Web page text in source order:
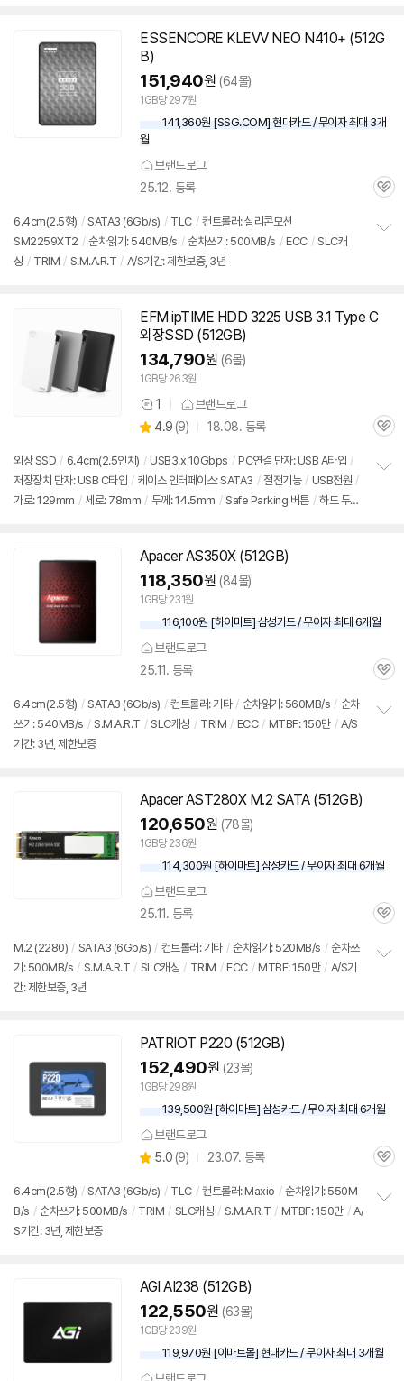
기
ESSENCORE KLEVV NEO N410+ (512G
B)
151,940원 (64몰)
1GB당 297원
141,360원 [SSG.COM] 현대카드 / 무이자 최대 3개
월
브랜드로그
25.12. 등록
관
6.4cm(2.5형) / SATA3 (6Gb/s) / TLC / 컨트롤러: 실리콘모션
SM2259XT2 / 순차읽기: 540MB/s / 순차쓰기: 500MB/s / ECC / SLC캐
싱 / TRIM / S.M.A.R.T / A/S기간: 제한보증, 3년
EFM ipTIME HDD 3225 USB 3.1 Type C
외장SSD (512GB)
134,790원 (6몰)
1GB당 263원
상
품
견
1 브랜드로그
별
점
4.9 (상
리
뷰
9) 18.08. 등록
관
외장 SSD / 6.4cm(2.5인치) / USB3.x 10Gbps / PC연결 단자: USB A타입 /
저장장치 단자: USB C타입 / 케이스 인터페이스: SATA3 / 절전기능 / USB전원 /
가로: 129mm / 세로: 78mm / 두께: 14.5mm / Safe Parking 버튼 / 하드 두께
Apacer AS350X (512GB)
118,350원 (84몰)
1GB당 231원
116,100원 [하이마트] 삼성카드 / 무이자 최대 6개월
브랜드로그
25.11. 등록
관
6.4cm(2.5형) / SATA3 (6Gb/s) / 컨트롤러: 기타 / 순차읽기: 560MB/s / 순차
쓰기: 540MB/s / S.M.A.R.T / SLC캐싱 / TRIM / ECC / MTBF: 150만 / A/S
기간: 3년, 제한보증
Apacer AST280X M.2 SATA (512GB)
120,650원 (78몰)
1GB당 236원
114,300원 [하이마트] 삼성카드 / 무이자 최대 6개월
브랜드로그
25.11. 등록
관
M.2 (2280) / SATA3 (6Gb/s) / 컨트롤러: 기타 / 순차읽기: 520MB/s / 순차쓰
기: 500MB/s / S.M.A.R.T / SLC캐싱 / TRIM / ECC / MTBF: 150만 / A/S기
간: 제한보증, 3년
PATRIOT P220 (512GB)
152,490원 (23몰)
1GB당 298원
139,500원 [하이마트] 삼성카드 / 무이자 최대 6개월
브랜드로그
별
점
5.0 (상
리
뷰
9) 23.07. 등록
관
6.4cm(2.5형) / SATA3 (6Gb/s) / TLC / 컨트롤러: Maxio / 순차읽기: 550M
B/s / 순차쓰기: 500MB/s / TRIM / SLC캐싱 / S.M.A.R.T / MTBF: 150만 / A/
S기간: 3년, 제한보증
AGI AI238 (512GB)
122,550원 (63몰)
1GB당 239원
119,970원 [이마트몰] 현대카드 / 무이자 최대 3개월